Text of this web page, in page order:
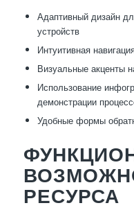
Адаптивный дизайн
устройств
Интуитивная
Визуальные акценты
Использование
демонстрации
Удобные формы
РЕСУРСА